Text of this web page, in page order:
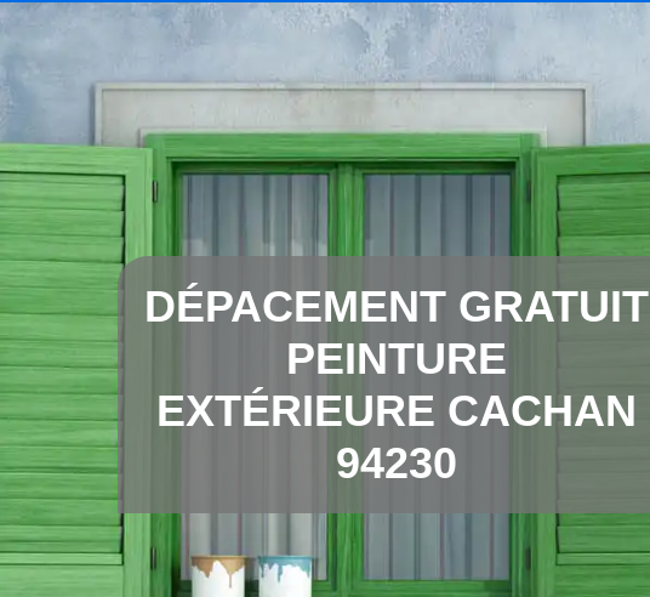
DÉPACEMENT GRATUIT
PEINTURE
EXTÉRIEURE CACHAN
94230